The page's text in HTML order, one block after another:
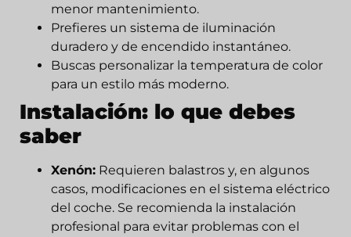
menor mantenimiento.
Prefieres un sistema de iluminación
duradero y de encendido instantáneo.
Buscas personalizar la temperatura de color
para un estilo más moderno.
Instalación: lo que debes
saber
Xenón: Requieren balastros y, en algunos
casos, modificaciones en el sistema eléctrico
del coche. Se recomienda la instalación
profesional para evitar problemas con el